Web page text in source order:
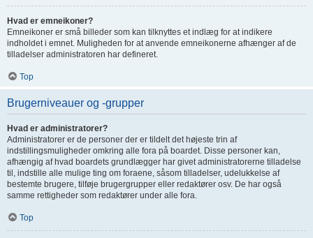
Hvad er emneikoner?
Emneikoner er små billeder som kan tilknyttes et indlæg for at indikere
indholdet i emnet. Muligheden for at anvende emneikonerne afhænger af de
tilladelser administratoren har defineret.
Top
Brugerniveauer og -grupper
Hvad er administratorer?
Administratorer er de personer der er tildelt det højeste trin af
indstillingsmuligheder omkring alle fora på boardet. Disse personer kan,
afhængig af hvad boardets grundlægger har givet administratorerne tilladelse
til, indstille alle mulige ting om foraene, såsom tilladelser, udelukkelse af
bestemte brugere, tilføje brugergrupper eller redaktører osv. De har også
samme rettigheder som redaktører under alle fora.
Top